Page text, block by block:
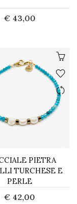
€ 43,00
PIETRA
TURCHESE E
PERLE
€ 42,00